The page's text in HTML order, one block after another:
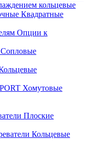
кольцевые
Квадратные
Опции к
Cопловые
Хомутовые
Плоские
Кольцевые